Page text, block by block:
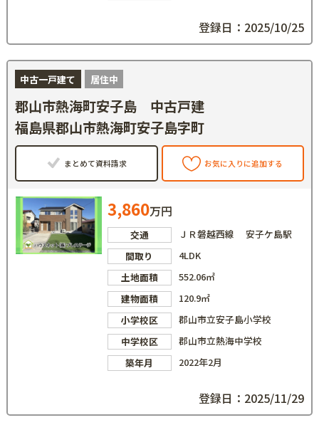
登録日：2025/10/25
中古一戸建て 居住中
郡山市熱海町安子島 中古戸建
福島県郡山市熱海町安子島字町
まとめて資料請求 お気に入りに追加する
3,860万円
交通
ＪＲ磐越西線 安子ケ島駅
間取り
4LDK
土地面積
552.06㎡
建物面積
120.9㎡
小学校区
郡山市立安子島小学校
中学校区
郡山市立熱海中学校
築年月
2022年2月
登録日：2025/11/29